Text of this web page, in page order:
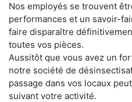
Nos employés se trouvent
performances et un savoir-
faire disparaître
toutes vos pièces.
Aussitôt que vous avez un
notre société de
passage dans vos locaux
suivant votre activité.